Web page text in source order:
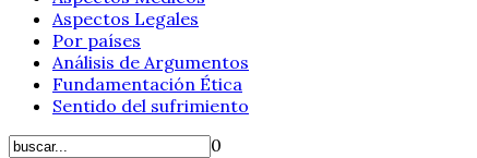
Aspectos Legales
Por países
Análisis de Argumentos
Fundamentación Ética
Sentido del sufrimiento
0